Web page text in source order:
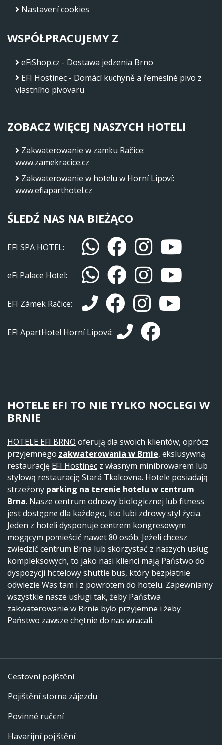
Nastavení cookies
WSPÓŁPRACUJEMY Z
eFiShop.cz - Dostawa jedzenia Brno
EFI Hostinec - Domácí kuchyně a řemeslné pivo z
vlastního pivovaru
ZOBACZ WIĘCEJ NASZYCH HOTELI
Zakwaterowanie w zamku Račice:
www.zamekracice.cz
Zakwaterowanie w hotelu w Horní Lipoví:
www.efiaparthotel.cz
ŚLEDŹ NAS NA BIEŻĄCO
EFI SPA HOTEL:
eFi Palace Hotel:
EFI Zámek Račice:
EFI ApartHotel Horní Lipová:
HOTELE EFI TO NIE TYLKO NOCLEGI W
BRNIE
HOTELE EFI BRNO oferują dla swoich klientów, oprócz
przyjemnego zakwaterowania w Brnie, ekslusywną
restaurację EFI Hostinec z własnym minibrowarem lub
stylową restaurację Stará Tkalcovna. Hotele posiadają
strzeżony parking na terenie hotelu w centrum
Brna. Nasze centrum odnowy biologicznej lub fitness
jest dostępne dla każdego, kto lubi zdrowy styl życia.
Jeden z hoteli dysponuje centrem kongresowym
mogącym pomieścić nawet 80 osób. Jeżeli chcesz
zwiedzić centrum Brna lub skorzystać z naszych usług
kompleksowych, to jako nasi klienci mają Państwo do
dyspozycji hotelowy shuttle bus, który bezpłatnie
odwiezie Was tam i z powrotem do hotelu. Zapewniamy
wszystkie nasze usługi tak, żeby Państwa
zakwaterowanie w Brnie było przyjemne i żeby
Państwo zawsze chętnie do nas wracali.
Cestovní pojištění
Pojištění storna zájezdu
Povinné ručení
Havarijní pojištění